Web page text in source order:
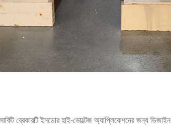
ব্রেকারটি ইনডোর হাই-ভোল্টেজ অ্যাপ্লিকেশনের জন্য